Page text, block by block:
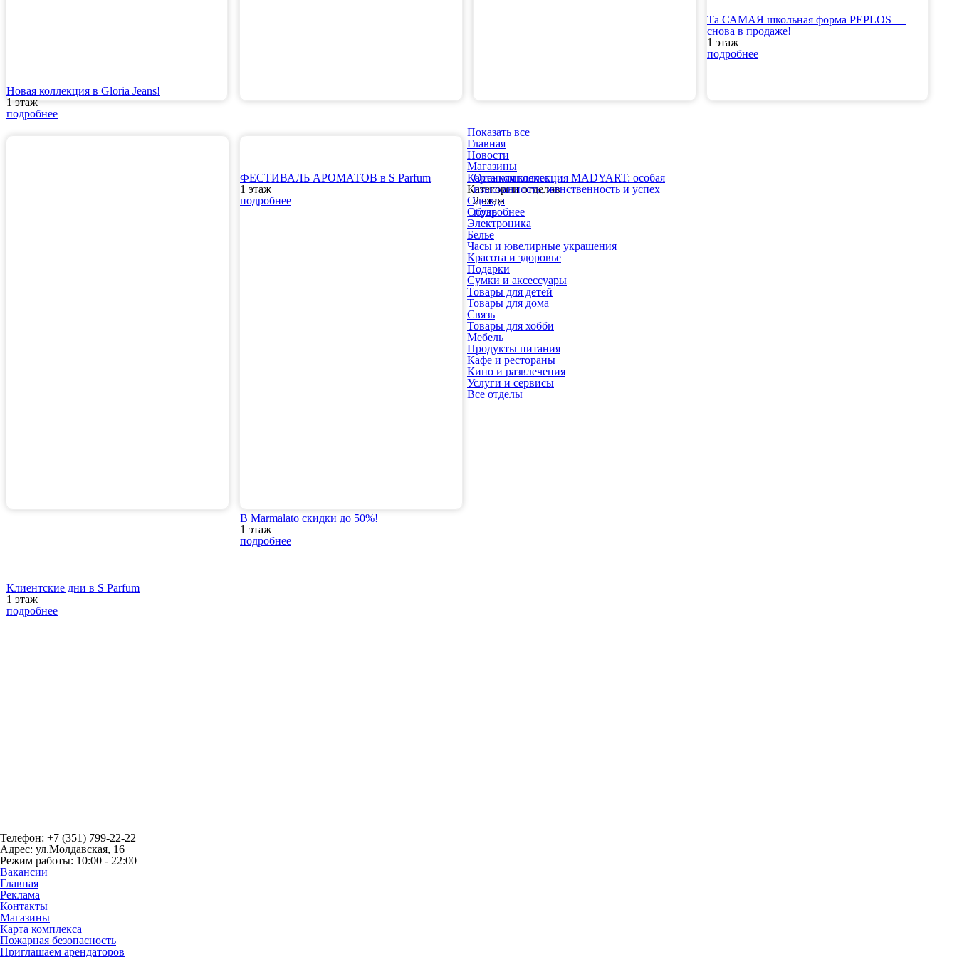
Новая коллекция в Gloria Jeans!
1 этаж
подробнее
ФЕСТИВАЛЬ АРОМАТОВ в S Parfum
1 этаж
подробнее
Осенняя коллекция MADYART: особая
изысканность, женственность и успех
2 этаж
подробнее
Та САМАЯ школьная форма PEPLOS —
снова в продаже!
1 этаж
подробнее
Клиентские дни в S Parfum
1 этаж
подробнее
В Marmalato скидки до 50%!
1 этаж
подробнее
Показать все
Главная
Новости
Магазины
Карта комплекса
Категории отделов
Одежда
Обувь
Электроника
Белье
Часы и ювелирные украшения
Красота и здоровье
Подарки
Сумки и аксессуары
Товары для детей
Товары для дома
Связь
Товары для хобби
Мебель
Продукты питания
Кафе и рестораны
Кино и развлечения
Услуги и сервисы
Все отделы
Телефон: +7 (351) 799-22-22
Адрес: ул.Молдавская, 16
Режим работы: 10:00 - 22:00
Вакансии
Главная
Реклама
Контакты
Магазины
Карта комплекса
Пожарная безопасность
Приглашаем арендаторов